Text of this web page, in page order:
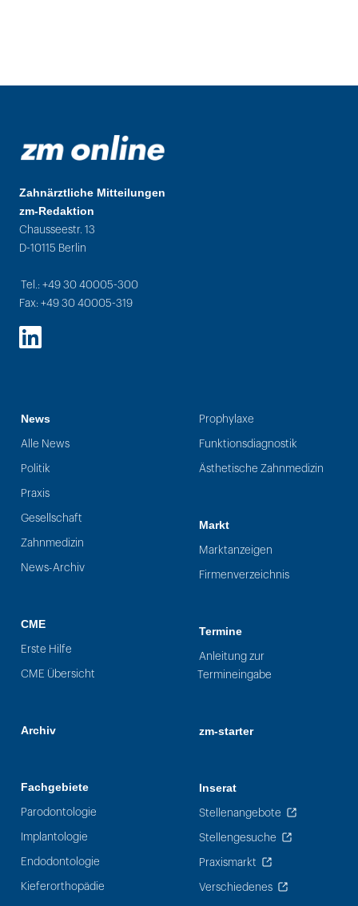
Zahnärztliche Mitteilungen
zm-Redaktion
Chausseestr. 13
D-10115 Berlin
Tel.: +49 30 40005-300
Fax: +49 30 40005-319
LinkedIn
News
Alle News
Politik
Praxis
Gesellschaft
Zahnmedizin
News-Archiv
CME
Erste Hilfe
CME Übersicht
Archiv
Fachgebiete
Parodontologie
Implantologie
Endodontologie
Kieferorthopädie
Prophylaxe
Funktionsdiagnostik
Ästhetische Zahnmedizin
Markt
Marktanzeigen
Firmenverzeichnis
Termine
Anleitung zur
Termineingabe
zm-starter
Inserat
Stellenangebote
Stellengesuche
Praxismarkt
Verschiedenes